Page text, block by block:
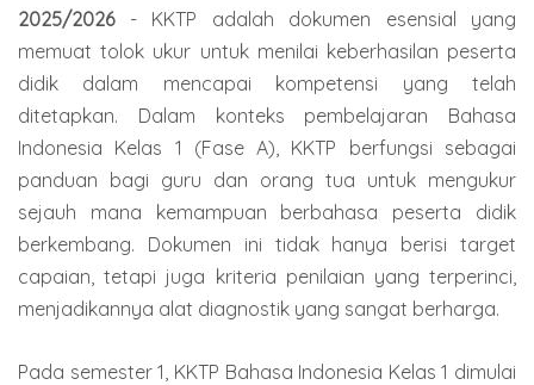
2025/2026- KKTP adalah dokumen esensial yang
memuat tolok ukur untuk menilai keberhasilan peserta
didik dalam mencapai kompetensi yang telah
ditetapkan. Dalam konteks pembelajaran Bahasa
Indonesia Kelas 1 (Fase A), KKTP berfungsi sebagai
panduan bagi guru dan orang tua untuk mengukur
sejauh mana kemampuan berbahasa peserta didik
berkembang. Dokumen ini tidak hanya berisi target
capaian, tetapi juga kriteria penilaian yang terperinci,
menjadikannya alat diagnostik yang sangat berharga.
Pada semester 1, KKTP Bahasa Indonesia Kelas 1 dimulai